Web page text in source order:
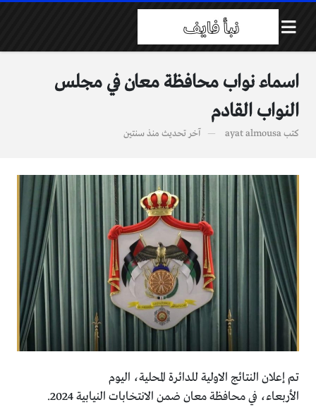
اسماء نواب محافظة معان في مجلس
النواب القادم
كتبayat almousa آخر تحديث منذ سنتين
تم إعلان النتائج الاولية للدائرة المحلية، اليوم
الأربعاء، في محافظة معان ضمن الانتخابات النيابية 2024.